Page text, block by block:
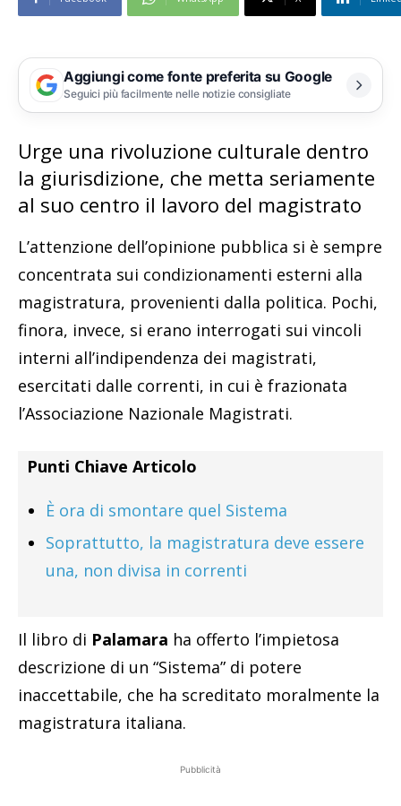
Aggiungi come fonte preferita su Google
Seguici più facilmente nelle notizie consigliate
Urge una rivoluzione culturale dentro
la giurisdizione, che metta seriamente
al suo centro il lavoro del magistrato
L’attenzione dell’opinione pubblica si è sempre
concentrata sui condizionamenti esterni alla
magistratura, provenienti dalla politica. Pochi,
finora, invece, si erano interrogati sui vincoli
interni all’indipendenza dei magistrati,
esercitati dalle correnti, in cui è frazionata
l’Associazione Nazionale Magistrati.
Punti Chiave Articolo
È ora di smontare quel Sistema
Soprattutto, la magistratura deve essere
una, non divisa in correnti
Il libro di Palamara ha offerto l’impietosa
descrizione di un “Sistema” di potere
inaccettabile, che ha screditato moralmente la
magistratura italiana.
Pubblicità